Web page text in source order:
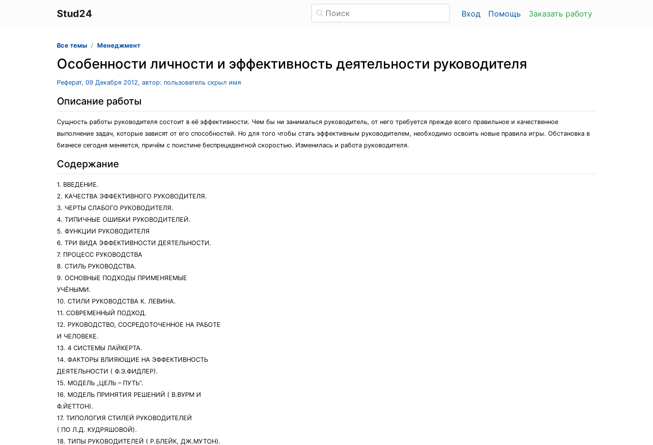
Stud24 Вход Помощь Заказать работу
Все темы Менеджмент
Особенности личности и эффективность деятельности руководителя
Реферат, 09 Декабря 2012, автор: пользователь скрыл имя
Описание работы
Сущность работы руководителя состоит в её эффективности. Чем бы ни занималься руководитель, от него требуется прежде всего правильное и качественное
выполнение задач, которые зависят от его способностей. Но для того чтобы стать эффективным руководителем, необходимо освоить новые правила игры. Обстановка в
бизнесе сегодня меняется, причём с поистине беспрецедентной скоростью. Изменилась и работа руководителя.
Содержание
1. ВВЕДЕНИЕ.
2. КАЧЕСТВА ЭФФЕКТИВНОГО РУКОВОДИТЕЛЯ.
3. ЧЕРТЫ СЛАБОГО РУКОВОДИТЕЛЯ.
4. ТИПИЧНЫЕ ОШИБКИ РУКОВОДИТЕЛЕЙ.
5. ФУНКЦИИ РУКОВОДИТЕЛЯ
6. ТРИ ВИДА ЭФФЕКТИВНОСТИ ДЕЯТЕЛЬНОСТИ.
7. ПРОЦЕСС РУКОВОДСТВА
8. СТИЛЬ РУКОВОДСТВА.
9. ОСНОВНЫЕ ПОДХОДЫ ПРИМЕНЯЕМЫЕ
УЧЁНЫМИ.
10. СТИЛИ РУКОВОДСТВА К. ЛЕВИНА.
11. СОВРЕМЕННЫЙ ПОДХОД.
12. РУКОВОДСТВО, СОСРЕДОТОЧЕННОЕ НА РАБОТЕ
И ЧЕЛОВЕКЕ.
13. 4 СИСТЕМЫ ЛАЙКЕРТА.
14. ФАКТОРЫ ВЛИЯЮЩИЕ НА ЭФФЕКТИВНОСТЬ
ДЕЯТЕЛЬНОСТИ ( Ф.Э.ФИДЛЕР).
15. МОДЕЛЬ „ЦЕЛЬ – ПУТЬ”.
16. МОДЕЛЬ ПРИНЯТИЯ РЕШЕНИЙ ( В.ВУРМ И
Ф.ЙЕТТОН).
17. ТИПОЛОГИЯ СТИЛЕЙ РУКОВОДИТЕЛЕЙ
( ПО Л.Д. КУДРЯШОВОЙ).
18. ТИПЫ РУКОВОДИТЕЛЕЙ ( Р.БЛЕЙК, ДЖ.МУТОН).